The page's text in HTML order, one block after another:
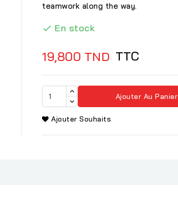
teamwork along the way.
 En stock
19,800 TND TTC
Ajouter Au Panier
Ajouter Souhaits